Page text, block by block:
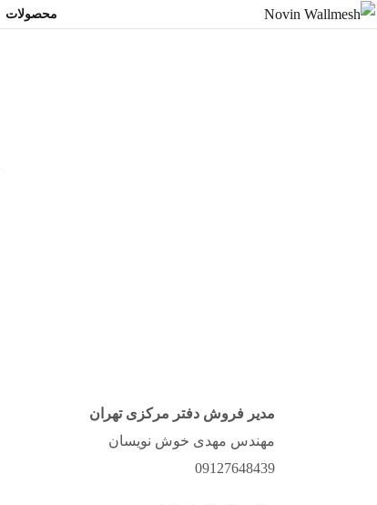
محصولات
مدیر فروش دفتر مرکزی تهران
مهندس مهدی خوش نویسان
09127648439